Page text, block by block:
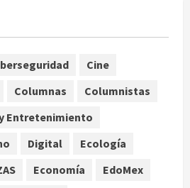
Jorge Messi, padre y
8, 2026
como herramienta de
Cine
Columnas
Columnistas
Entretenimiento
Digital
Ecología
Economía
EdoMex